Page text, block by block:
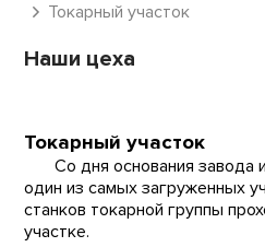
Токарный участок
Наши цеха
Токарный участок
Со дня основания завода
один из самых загруженных
станков токарной группы
участке.